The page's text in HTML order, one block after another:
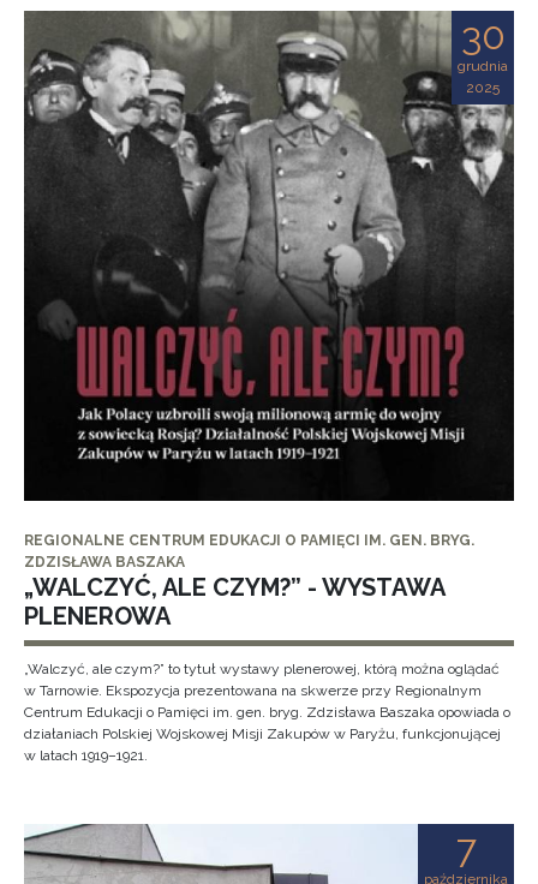
30
grudnia
2025
REGIONALNE CENTRUM EDUKACJI O PAMIĘCI IM. GEN. BRYG.
ZDZISŁAWA BASZAKA
„WALCZYĆ, ALE CZYM?” - WYSTAWA
PLENEROWA
„Walczyć, ale czym?” to tytuł wystawy plenerowej, którą można oglądać
w Tarnowie. Ekspozycja prezentowana na skwerze przy Regionalnym
Centrum Edukacji o Pamięci im. gen. bryg. Zdzisława Baszaka opowiada o
działaniach Polskiej Wojskowej Misji Zakupów w Paryżu, funkcjonującej
w latach 1919–1921.
7
października